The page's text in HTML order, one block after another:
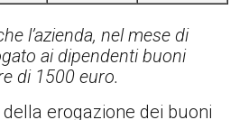
l’azienda, nel mese di
ai dipendenti buoni
di 1500 euro.
erogazione dei buoni